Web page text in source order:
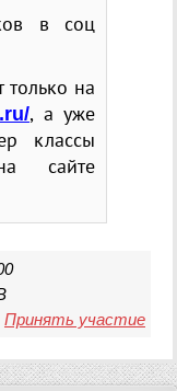
в соц
на
, а уже
классы
сайте
Принять участие